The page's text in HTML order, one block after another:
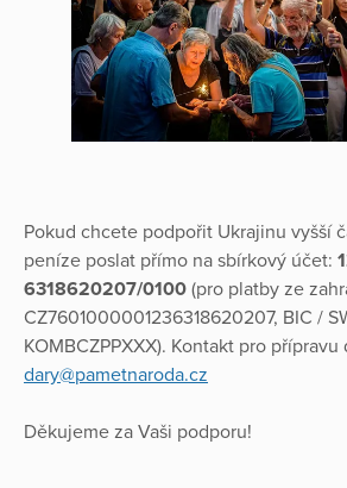
Pokud chcete podpořit Ukrajinu vyšší
peníze poslat přímo na sbírkový účet:
6318620207/0100 (pro platby ze
CZ7601000001236318620207, BIC /
KOMBCZPPXXX). Kontakt pro
dary@pametnaroda.cz
Děkujeme za Vaši podporu!